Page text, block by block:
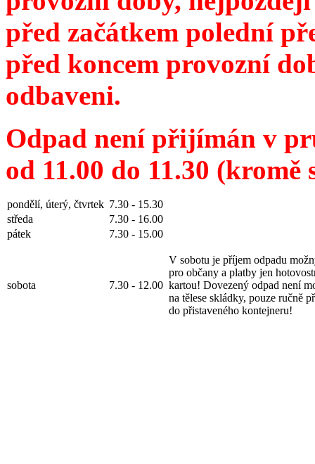
před začátkem polední
před koncem provozní
odbaveni.
Odpad není přijímán v
od 11.00 do 11.30 (kromě
pondělí, úterý, čtvrtek 7.30 - 15.30
středa
7.30 - 16.00
pátek
7.30 - 15.00
sobota 7.30 - 12.00
V sobotu je příjem odpadu
pro občany a platby jen
kartou! Dovezený odpad není
na tělese skládky, pouze ručně
do přistaveného kontejneru!